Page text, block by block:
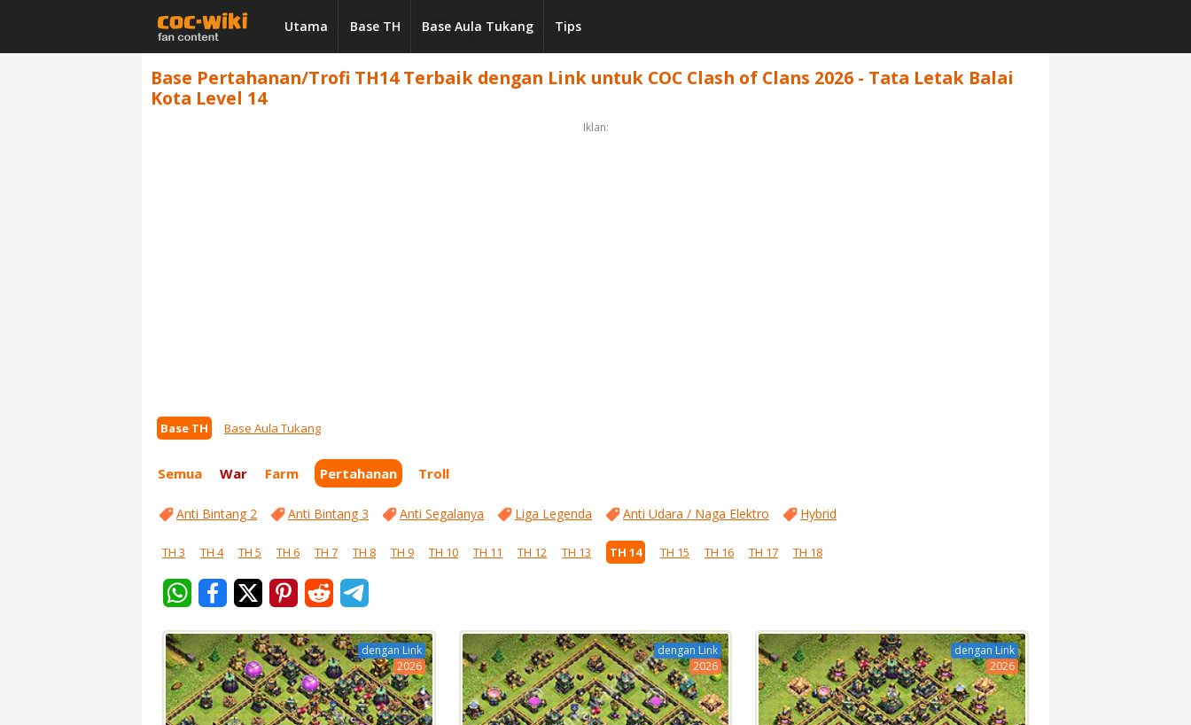
Utama Base TH Base Aula Tukang Tips
Base Pertahanan/Trofi TH14 Terbaik dengan Link untuk COC Clash of Clans 2026 - Tata Letak Balai
Kota Level 14
Iklan:
Base TH Base Aula Tukang
Semua War Farm Pertahanan Troll
Anti Bintang 2 Anti Bintang 3 Anti Segalanya Liga Legenda Anti Udara / Naga Elektro Hybrid
TH 3 TH 4 TH 5 TH 6 TH 7 TH 8 TH 9 TH 10 TH 11 TH 12 TH 13 TH 14 TH 15 TH 16 TH 17 TH 18
dengan Link
2026
dengan Link
2026
dengan Link
2026